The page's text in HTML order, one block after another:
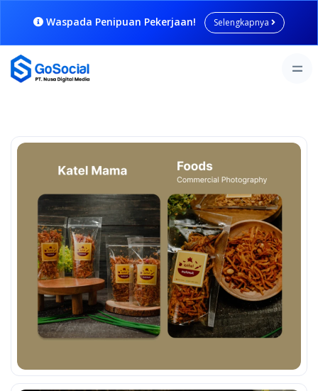
Waspada Penipuan Pekerjaan! Selengkapnya